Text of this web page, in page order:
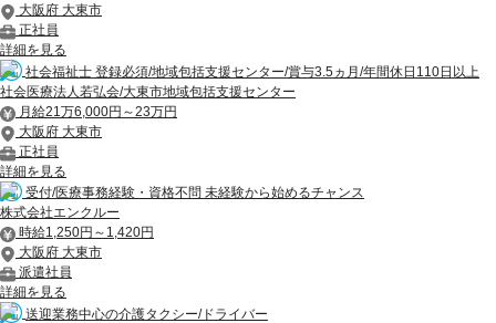
大阪府 大東市
正社員
詳細を見る
社会福祉士 登録必須/地域包括支援センター/賞与3.5ヵ月/年間休日110日以上
社会医療法人若弘会/大東市地域包括支援センター
月給21万6,000円～23万円
大阪府 大東市
正社員
詳細を見る
受付/医療事務経験・資格不問 未経験から始めるチャンス
株式会社エンクルー
時給1,250円～1,420円
大阪府 大東市
派遣社員
詳細を見る
送迎業務中心の介護タクシー/ドライバー